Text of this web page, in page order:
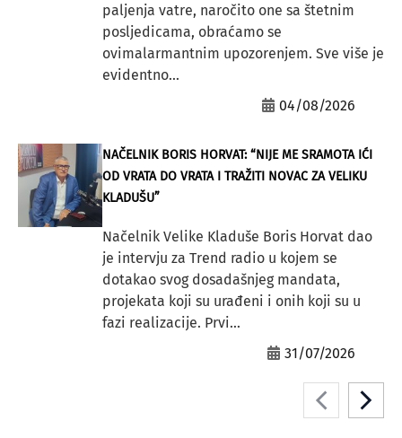
paljenja vatre, naročito one sa štetnim
posljedicama, obraćamo se
ovimalarmantnim upozorenjem. Sve više je
evidentno...
04/08/2026
NAČELNIK BORIS HORVAT: “NIJE ME SRAMOTA IĆI
OD VRATA DO VRATA I TRAŽITI NOVAC ZA VELIKU
KLADUŠU”
Načelnik Velike Kladuše Boris Horvat dao
je intervju za Trend radio u kojem se
dotakao svog dosadašnjeg mandata,
projekata koji su urađeni i onih koji su u
fazi realizacije. Prvi...
31/07/2026